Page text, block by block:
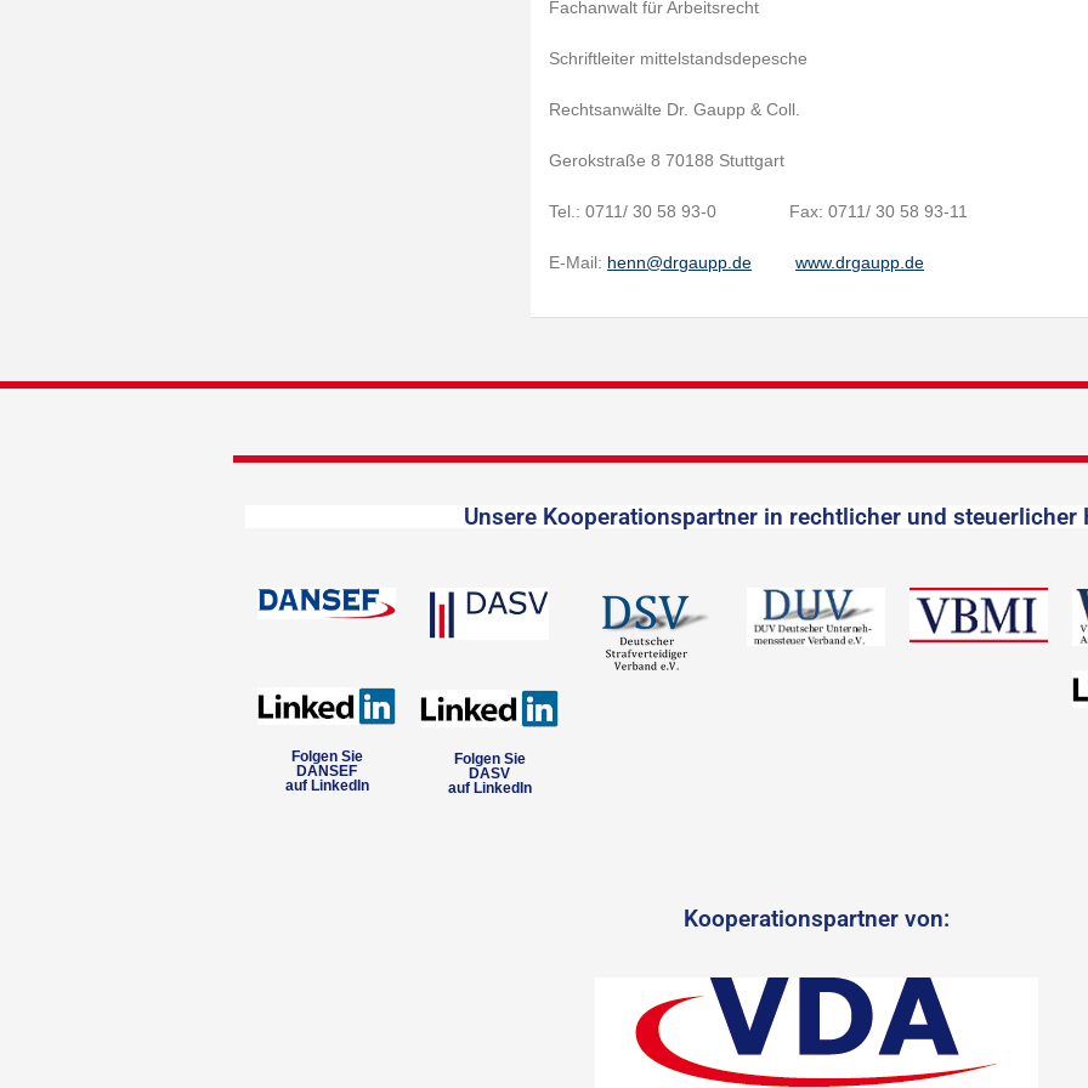
Fachanwalt für Arbeitsrecht
Schriftleiter mittelstandsdepesche
Rechtsanwälte Dr. Gaupp & Coll.
Gerokstraße 8 70188 Stuttgart
Tel.: 0711/ 30 58 93-0 Fax: 0711/ 30 58 93-11
E-Mail: henn@drgaupp.de www.drgaupp.de
Unsere Kooperationspartner in rechtlicher und steuerlicher
Folgen Sie
DANSEF
auf LinkedIn
Folgen Sie
DASV
auf LinkedIn
Kooperationspartner von: